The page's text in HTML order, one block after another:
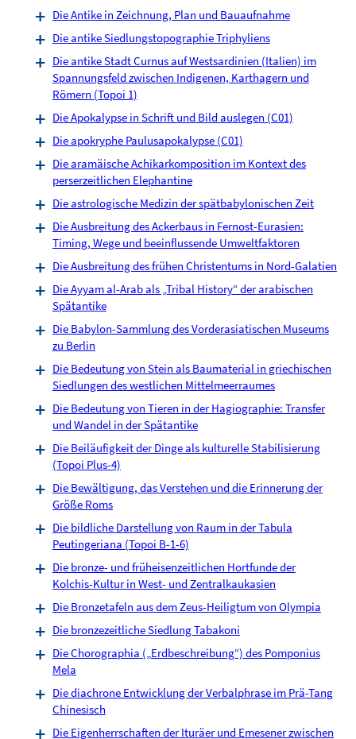
Die Antike in Zeichnung, Plan und Bauaufnahme
Die antike Siedlungstopographie Triphyliens
Die antike Stadt Curnus auf Westsardinien (Italien) im
Spannungsfeld zwischen Indigenen, Karthagern und
Römern (Topoi 1)
Die Apokalypse in Schrift und Bild auslegen (C01)
Die apokryphe Paulusapokalypse (C01)
Die aramäische Achikarkomposition im Kontext des
perserzeitlichen Elephantine
Die astrologische Medizin der spätbabylonischen Zeit
Die Ausbreitung des Ackerbaus in Fernost-Eurasien:
Timing, Wege und beeinflussende Umweltfaktoren
Die Ausbreitung des frühen Christentums in Nord-Galatien
Die Ayyam al-Arab als „Tribal History“ der arabischen
Spätantike
Die Babylon-Sammlung des Vorderasiatischen Museums
zu Berlin
Die Bedeutung von Stein als Baumaterial in griechischen
Siedlungen des westlichen Mittelmeerraumes
Die Bedeutung von Tieren in der Hagiographie: Transfer
und Wandel in der Spätantike
Die Beiläufigkeit der Dinge als kulturelle Stabilisierung
(Topoi Plus-4)
Die Bewältigung, das Verstehen und die Erinnerung der
Größe Roms
Die bildliche Darstellung von Raum in der Tabula
Peutingeriana (Topoi B-1-6)
Die bronze- und früheisenzeitlichen Hortfunde der
Kolchis-Kultur in West- und Zentralkaukasien
Die Bronzetafeln aus dem Zeus-Heiligtum von Olympia
Die bronzezeitliche Siedlung Tabakoni
Die Chorographia („Erdbeschreibung“) des Pomponius
Mela
Die diachrone Entwicklung der Verbalphrase im Prä-Tang
Chinesisch
Die Eigenherrschaften der Ituräer und Emesener zwischen